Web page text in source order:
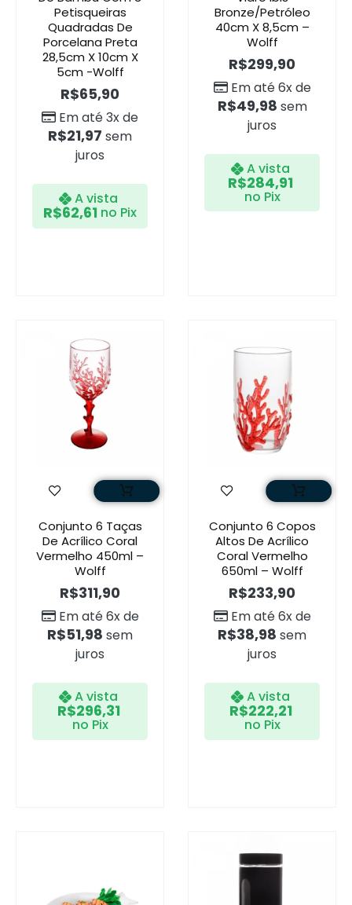
Petisqueiras
Quadradas De
Porcelana Preta
28,5cm X 10cm X
5cm -Wolff
R$65,90
Em até 3x de
R$21,97 sem
juros
A vista
R$62,61 no Pix
Bronze/Petróleo
40cm X 8,5cm –
Wolff
R$299,90
Em até 6x de
R$49,98 sem
juros
A vista
R$284,91
no Pix
Conjunto 6 Taças
De Acrílico Coral
Vermelho 450ml –
Wolff
R$311,90
Em até 6x de
R$51,98 sem
juros
A vista
R$296,31
no Pix
Conjunto 6 Copos
Altos De Acrílico
Coral Vermelho
650ml – Wolff
R$233,90
Em até 6x de
R$38,98 sem
juros
A vista
R$222,21
no Pix